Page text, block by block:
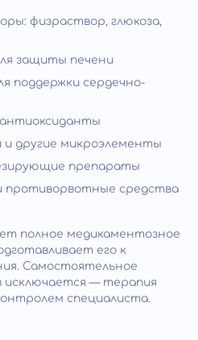
физраствор, глюкоза,
защиты печени
поддержки сердечно-
и другие микроэлементы
препараты
противорвотные средства
полное медикаментозное
его к
Самостоятельное
— терапия
специалиста.